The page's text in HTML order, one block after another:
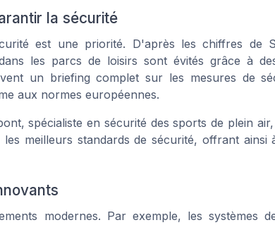
la sécurité
est une priorité. D'après les chiffres de
les parcs de loisirs sont évités grâce à
un briefing complet sur les mesures de
aux normes européennes.
spécialiste en sécurité des sports de plein
meilleurs standards de sécurité, offrant ainsi
modernes. Par exemple, les systèmes